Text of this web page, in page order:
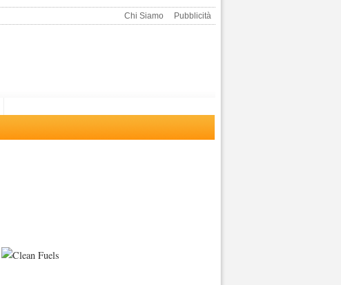
Chi Siamo Pubblicità